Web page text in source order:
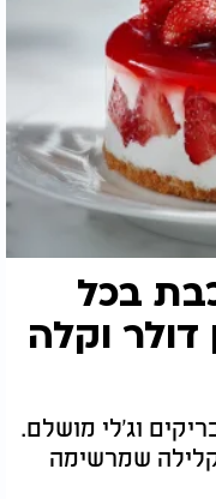
בכל
דולר וקלה
וג’לי מושלם.
שמרשימה